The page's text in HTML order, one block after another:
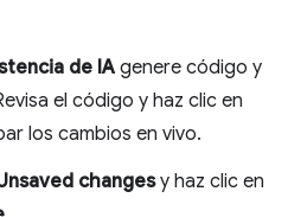
de IA genere código y
el código y haz clic en
los cambios en vivo.
changesy haz clic en